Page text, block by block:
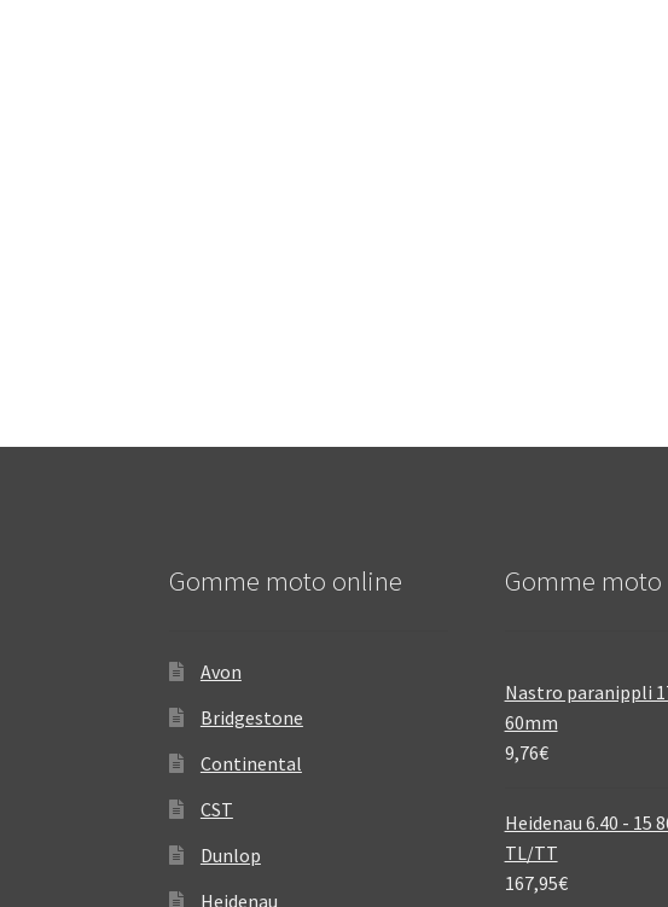
Gomme moto online
Avon
Bridgestone
Continental
CST
Dunlop
Heidenau
Gomme moto
Nastro paranippli
60mm
9,76€
Heidenau 6.40 - 15
TL/TT
167,95€